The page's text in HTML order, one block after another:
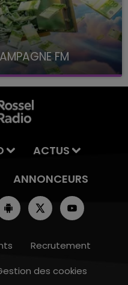
FM
FM, à 8H10
ACTUS
ANNONCEURS
Recrutement
des cookies